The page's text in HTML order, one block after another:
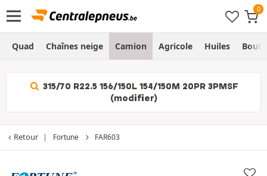
Quad Chaînes neige Camion Agricole Huiles
315/70 R22.5 156/150L 154/150M 20PR 3PMSF
(modifier)
Retour Fortune FAR603